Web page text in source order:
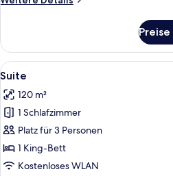
(Penthouse)
Alle
Fotos
für
Suite
anzeigen
10
Suite
120 m²
1 Schlafzimmer
Platz für 3 Personen
1 King-Bett
Kostenloses WLAN